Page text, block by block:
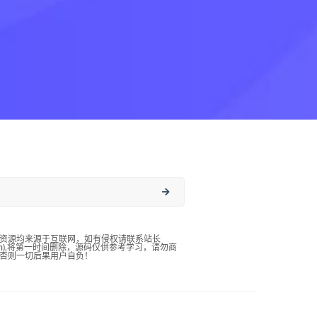
源均来源于互联网，如有侵权请联系站长
将第一时间删除，源码仅供参考学习，请勿商
则一切后果用户自负！